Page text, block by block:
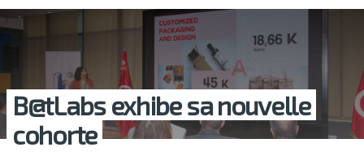
B@tLabs exhibe sa nouvelle
cohorte